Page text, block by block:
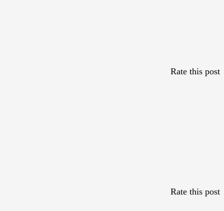
Rate this post
Rate this post